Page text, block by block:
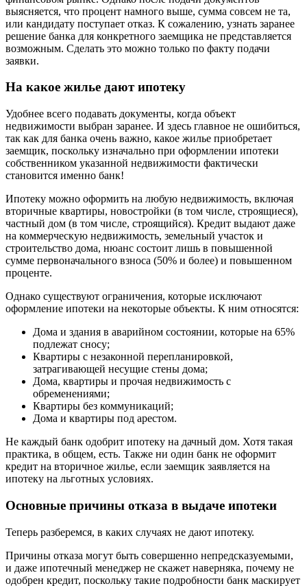
выясняется, что процент намного выше, сумма совсем не та,
или кандидату поступает отказ. К сожалению, узнать заранее
решение банка для конкретного заемщика не представляется
возможным. Сделать это можно только по факту подачи
заявки.
На какое жилье дают ипотеку
Удобнее всего подавать документы, когда объект
недвижимости выбран заранее. И здесь главное не ошибиться,
так как для банка очень важно, какое жилье приобретает
заемщик, поскольку изначально при оформлении ипотеки
собственником указанной недвижимости фактически
становится именно банк!
Ипотеку можно оформить на любую недвижимость, включая
вторичные квартиры, новостройки (в том числе, строящиеся),
частный дом (в том числе, строящийся). Кредит выдают даже
на коммерческую недвижимость, земельный участок и
строительство дома, нюанс состоит лишь в повышенной
сумме первоначального взноса (50% и более) и повышенном
проценте.
Однако существуют ограничения, которые исключают
оформление ипотеки на некоторые объекты. К ним относятся:
Дома и здания в аварийном состоянии, которые на 65%
подлежат сносу;
Квартиры с незаконной перепланировкой,
затрагивающей несущие стены дома;
Дома, квартиры и прочая недвижимость с
обременениями;
Квартиры без коммуникаций;
Дома и квартиры под арестом.
Не каждый банк одобрит ипотеку на дачный дом. Хотя такая
практика, в общем, есть. Также ни один банк не оформит
кредит на вторичное жилье, если заемщик заявляется на
ипотеку на льготных условиях.
Основные причины отказа в выдаче ипотеки
Теперь разберемся, в каких случаях не дают ипотеку.
Причины отказа могут быть совершенно непредсказуемыми,
и даже ипотечный менеджер не скажет наверняка, почему не
одобрен кредит, поскольку такие подробности банк маскирует